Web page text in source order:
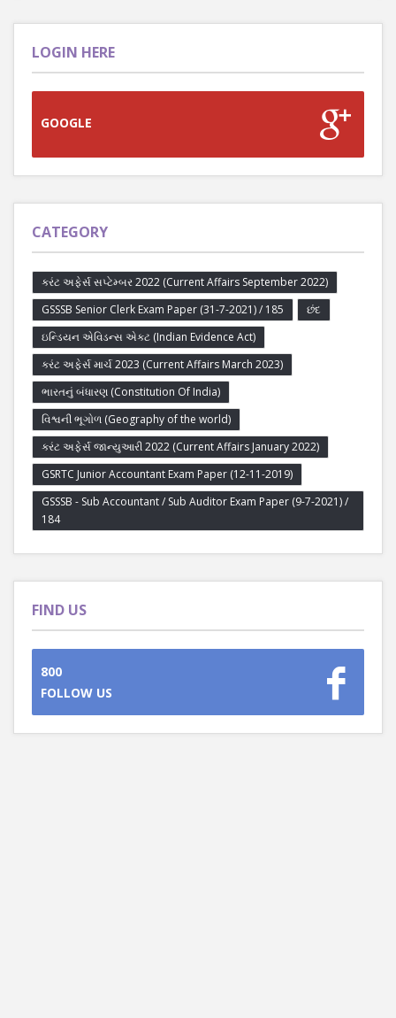
LOGIN HERE
GOOGLE
CATEGORY
કરંટ અફેર્સ સપ્ટેમ્બર 2022 (Current Affairs September 2022)
GSSSB Senior Clerk Exam Paper (31-7-2021) / 185
છંદ
ઇન્ડિયન એવિડન્સ એક્ટ (Indian Evidence Act)
કરંટ અફેર્સ માર્ચ 2023 (Current Affairs March 2023)
ભારતનું બંધારણ (Constitution Of India)
વિશ્વની ભૂગોળ (Geography of the world)
કરંટ અફેર્સ જાન્યુઆરી 2022 (Current Affairs January 2022)
GSRTC Junior Accountant Exam Paper (12-11-2019)
GSSSB - Sub Accountant / Sub Auditor Exam Paper (9-7-2021) /
184
FIND US
800
FOLLOW US